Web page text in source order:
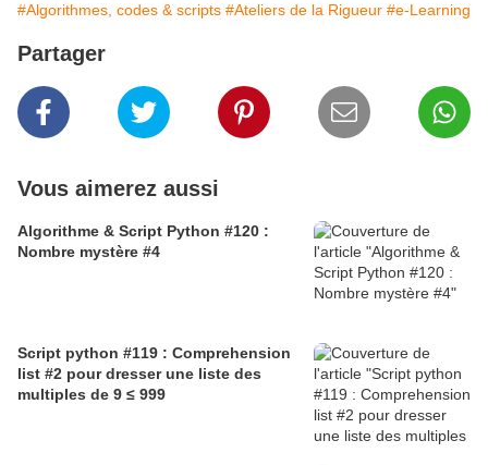
#Algorithmes, codes & scripts #Ateliers de la Rigueur #e-Learning
Partager
Vous aimerez aussi
Algorithme & Script Python #120 :
Nombre mystère #4
Script python #119 : Comprehension
list #2 pour dresser une liste des
multiples de 9 ≤ 999